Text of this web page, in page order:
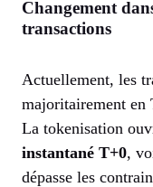
Changement
transactions
Actuellement, les
majoritairement en
La tokenisation
instantané T+0,
dépasse les